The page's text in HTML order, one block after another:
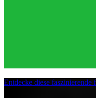
Entdecke diese